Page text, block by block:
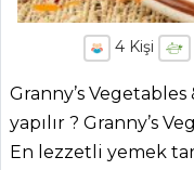
4 Kişi
Granny’s Vegetables
yapılır ? Granny’s
En lezzetli yemek